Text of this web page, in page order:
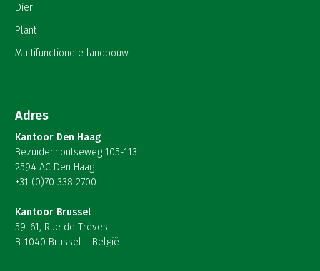
Dier
Plant
Multifunctionele landbouw
Adres
Kantoor Den Haag
Bezuidenhoutseweg 105-113
2594 AC Den Haag
+31 (0)70 338 2700
Kantoor Brussel
59-61, Rue de Trèves
B-1040 Brussel – België